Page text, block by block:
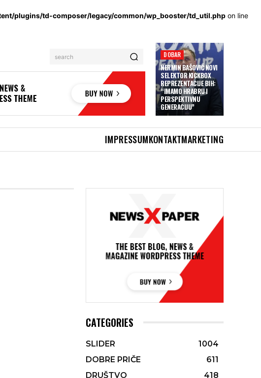
plugins/td-composer/legacy/common/wp_booster/td_util.php on line
search DOBAR
NERMIN BAŠOVIĆ NOVI
SELEKTOR KICKBOX
REPREZENTACIJE BIH:
“IMAMO HRABRU I
PERSPEKTIVNU
GENERACIJU”
IMPRESSUMKONTAKTMARKETING
CATEGORIES
SLIDER
1004
DOBRE PRIČE
611
DRUŠTVO
418